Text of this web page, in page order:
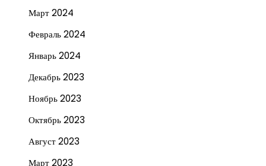
Март 2024
Февраль 2024
Январь 2024
Декабрь 2023
Ноябрь 2023
Октябрь 2023
Август 2023
Март 2023